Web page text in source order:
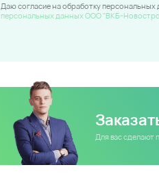
Даю согласие на обработку
персональных данных ООО "ВКБ-
Для вас сделают